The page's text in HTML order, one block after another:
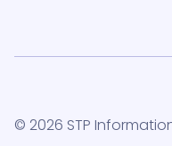
© 2026 STP